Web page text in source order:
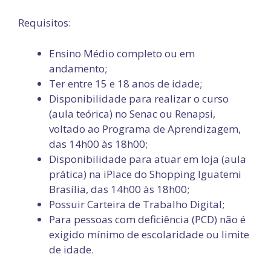
Requisitos:
Ensino Médio completo ou em
andamento;
Ter entre 15 e 18 anos de idade;
Disponibilidade para realizar o curso
(aula teórica) no Senac ou Renapsi,
voltado ao Programa de Aprendizagem,
das 14h00 às 18h00;
Disponibilidade para atuar em loja (aula
prática) na iPlace do Shopping Iguatemi
Brasília, das 14h00 às 18h00;
Possuir Carteira de Trabalho Digital;
Para pessoas com deficiência (PCD) não é
exigido mínimo de escolaridade ou limite
de idade.